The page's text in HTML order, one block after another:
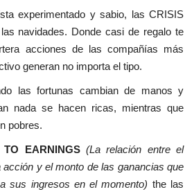
experimentado y sabio, las CRISIS
navidades. Donde casi de regalo te
acciones de las compañías más
generan no importa el tipo.
las fortunas cambian de manos y
nada se hacen ricas, mientras que
pobres.
TO EARNINGS (La relación entre el
y el monto de las ganancias que
sus ingresos en el momento) the las